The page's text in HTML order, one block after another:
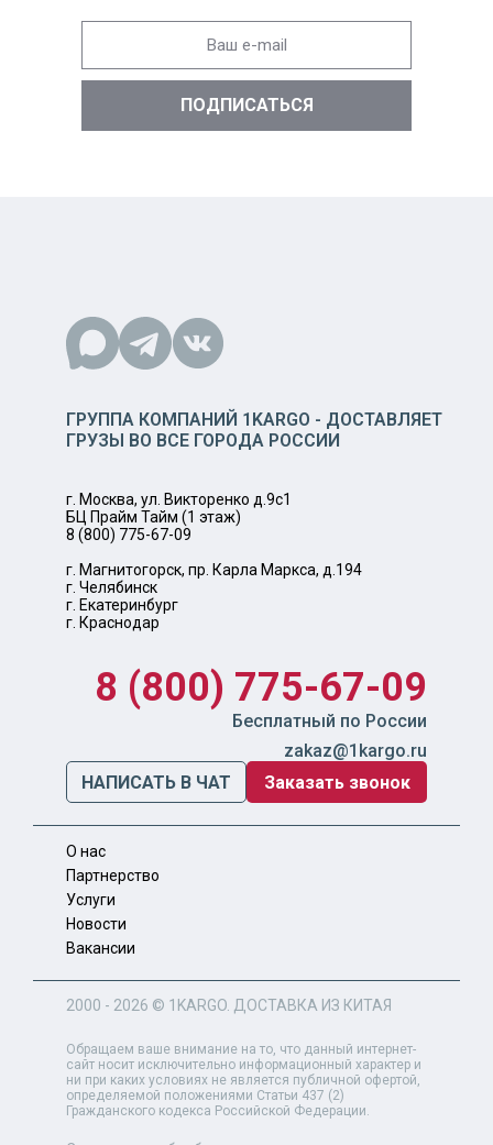
ГРУППА КОМПАНИЙ 1KARGO - ДОСТАВЛЯЕТ
ГРУЗЫ ВО ВСЕ ГОРОДА РОССИИ
г. Москва, ул. Викторенко д.9с1
БЦ Прайм Тайм (1 этаж)
8 (800) 775-67-09
г. Магнитогорск, пр. Карла Маркса, д.194
г. Челябинск
г. Екатеринбург
г. Краснодар
8 (800) 775-67-09
Бесплатный по России
zakaz@1kargo.ru
НАПИСАТЬ В ЧАТ
Заказать звонок
О нас
Партнерство
Услуги
Новости
Вакансии
2000 - 2026 © 1KARGO . ДОСТАВКА ИЗ КИТАЯ
Обращаем ваше внимание на то, что данный интернет-
сайт носит исключительно информационный характер и
ни при каких условиях не является публичной офертой,
определяемой положениями Статьи 437 (2)
Гражданского кодекса Российской Федерации.